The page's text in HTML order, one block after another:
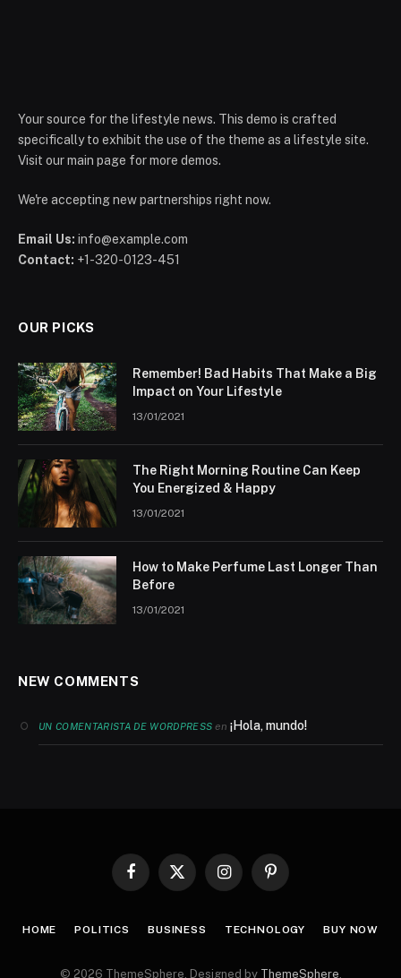
Your source for the lifestyle news. This demo is crafted
specifically to exhibit the use of the theme as a lifestyle site.
Visit our main page for more demos.
We're accepting new partnerships right now.
Email Us: info@example.com
Contact: +1-320-0123-451
OUR PICKS
Remember! Bad Habits That Make a Big
Impact on Your Lifestyle
13/01/2021
The Right Morning Routine Can Keep
You Energized & Happy
13/01/2021
How to Make Perfume Last Longer Than
Before
13/01/2021
NEW COMMENTS
UN COMENTARISTA DE WORDPRESS en¡Hola, mundo!
Facebook
X
InstagramPinterest
HOME POLITICS BUSINESS TECHNOLOGY BUY NOW
© 2026 ThemeSphere. Designed by ThemeSphere